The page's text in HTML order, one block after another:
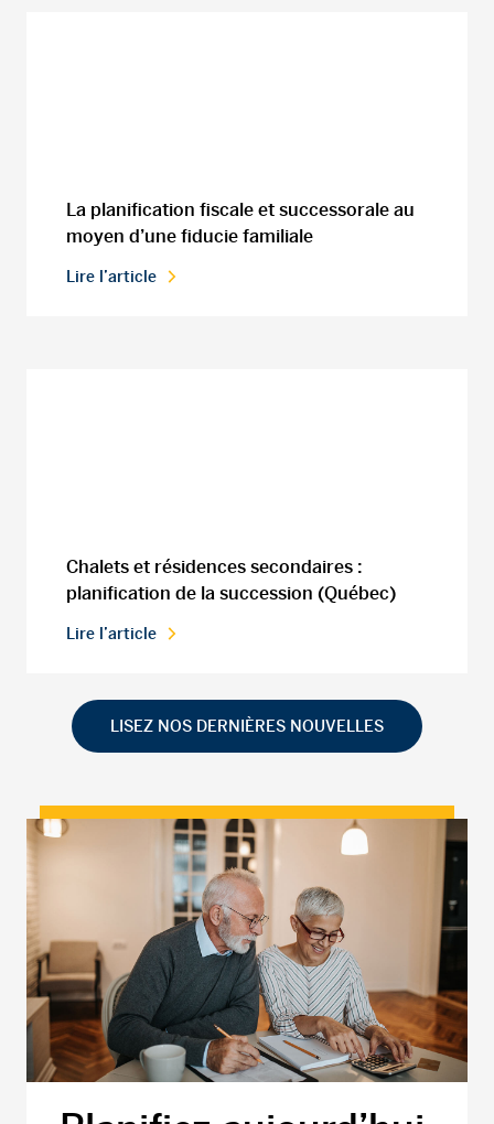
La planification fiscale et successorale au
moyen d’une fiducie familiale
Lire l’article
Chalets et résidences secondaires :
planification de la succession (Québec)
Lire l’article
LISEZ NOS DERNIÈRES NOUVELLES